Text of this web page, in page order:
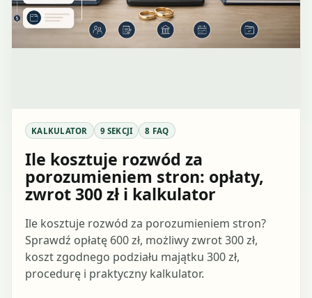
KALKULATOR 9 SEKCJI 8 FAQ
Ile kosztuje rozwód za
porozumieniem stron: opłaty,
zwrot 300 zł i kalkulator
Ile kosztuje rozwód za porozumieniem stron?
Sprawdź opłatę 600 zł, możliwy zwrot 300 zł,
koszt zgodnego podziału majątku 300 zł,
procedurę i praktyczny kalkulator.